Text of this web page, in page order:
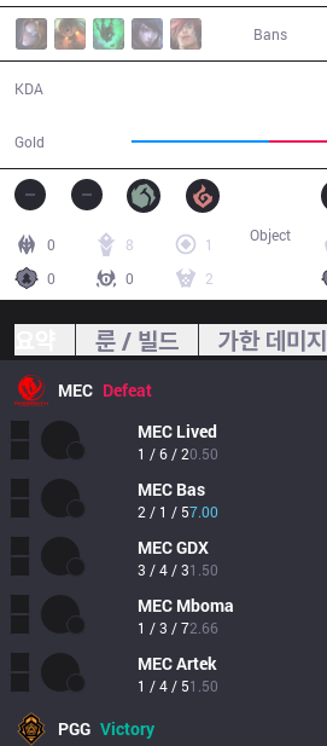
Bans
KDA
Gold
0 8
1
0
0 2
Object
룬 / 빌드 가한 데미지
MEC Defeat
MEC Lived
1 / 6 / 20.50
MEC Bas
2 / 1 / 57.00
MECGDX
3 / 4 / 31.50
MEC Mboma
1 / 3 / 72.66
MECArtek
1 / 4 / 51.50
PGG Victory